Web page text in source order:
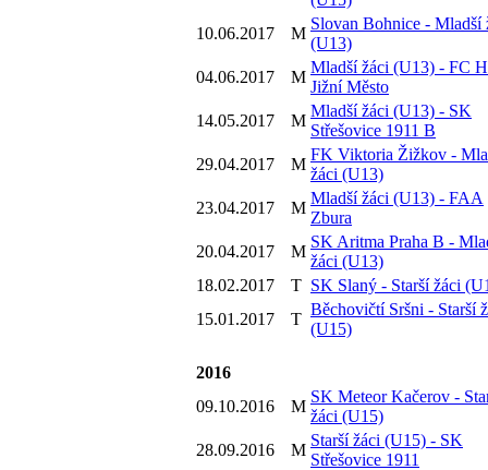
10.06.2017
M
Slovan Bohnice - Mladší
(U13)
04.06.2017
M
Mladší žáci (U13) - FC
Jižní Město
14.05.2017
M
Mladší žáci (U13) - SK
Střešovice 1911 B
29.04.2017
M
FK Viktoria Žižkov -
žáci (U13)
23.04.2017
M
Mladší žáci (U13) - FAA
Zbura
20.04.2017
M
SK Aritma Praha B -
žáci (U13)
18.02.2017
T SK Slaný - Starší žáci
15.01.2017
T
Běchovičtí Sršni - Starší
(U15)
2016
09.10.2016
M
SK Meteor Kačerov -
žáci (U15)
28.09.2016
M
Starší žáci (U15) - SK
Střešovice 1911